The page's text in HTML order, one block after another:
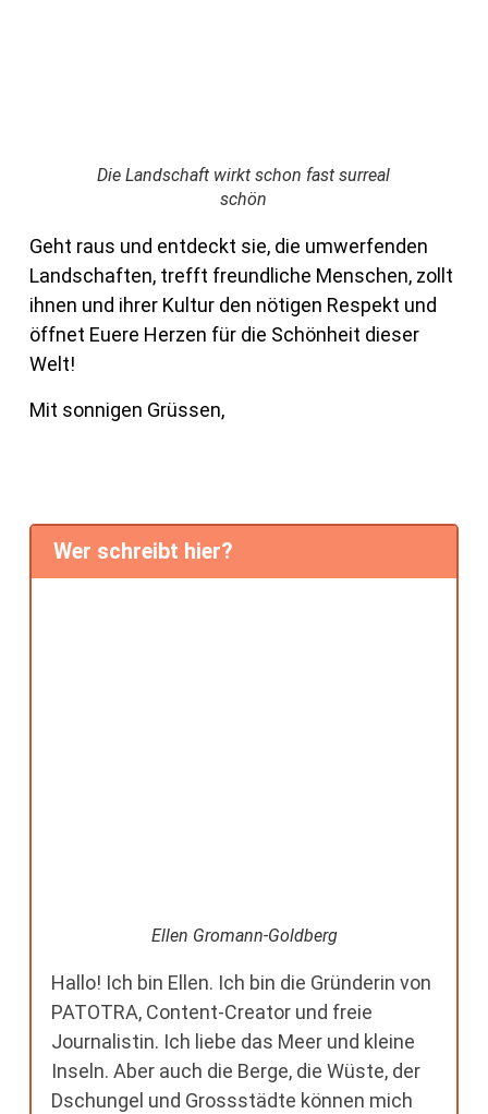
Die Landschaft wirkt schon fast surreal
schön
Geht raus und entdeckt sie, die umwerfenden
Landschaften, trefft freundliche Menschen, zollt
ihnen und ihrer Kultur den nötigen Respekt und
öffnet Euere Herzen für die Schönheit dieser
Welt!
Mit sonnigen Grüssen,
Wer schreibt hier?
Ellen Gromann-Goldberg
Hallo! Ich bin Ellen. Ich bin die Gründerin von
PATOTRA, Content-Creator und freie
Journalistin. Ich liebe das Meer und kleine
Inseln. Aber auch die Berge, die Wüste, der
Dschungel und Grossstädte können mich